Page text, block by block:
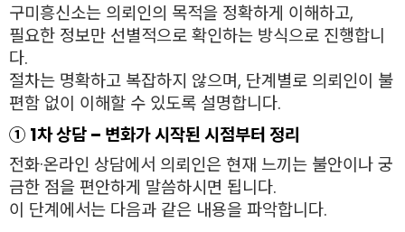
구미흥신소는 의뢰인의 목적을 정확하게 이해하고,
필요한 정보만 선별적으로 확인하는 방식으로 진행합니
다.
절차는 명확하고 복잡하지 않으며, 단계별로 의뢰인이 불
편함 없이 이해할 수 있도록 설명합니다.
① 1차 상담 – 변화가 시작된 시점부터 정리
전화·온라인 상담에서 의뢰인은 현재 느끼는 불안이나 궁
금한 점을 편안하게 말씀하시면 됩니다.
이 단계에서는 다음과 같은 내용을 파악합니다.